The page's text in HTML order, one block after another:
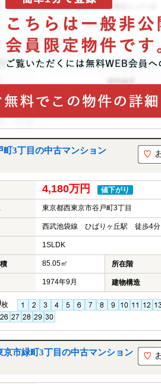
3丁目の中古マンション
4,180万円 値下がり
東京都西東京市谷戸町3丁目
西武池袋線 ひばりヶ丘駅 徒歩4分
1SLDK
85.05㎡ 所在階
1974年9月 建物構造
枚
市緑町3丁目の中古マンション